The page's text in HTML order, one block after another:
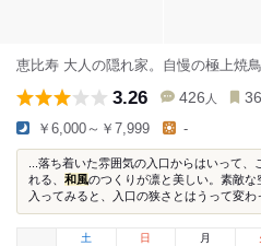
恵比寿 大人の隠れ家。自慢の極上焼
3.26 426 人
￥6,000～￥7,999 -
...落ち着いた雰囲気の入口からはいって
れる、 和風のつくりが凛と美しい。素敵
入ってみると、入口の狭さとはうって変わ
土
日 月